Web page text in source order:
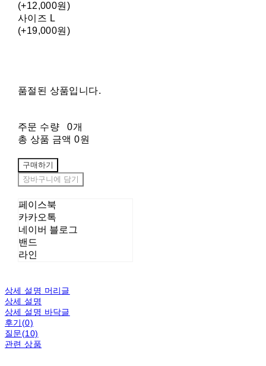
(+12,000원)
사이즈 L
(+19,000원)
품절된 상품입니다.
주문 수량
0개
총 상품 금액 0원
구매하기
장바구니에 담기
페이스북
카카오톡
네이버 블로그
밴드
라인
상세 설명 머리글
상세 설명
상세 설명 바닥글
후기(0)
질문(10)
관련 상품